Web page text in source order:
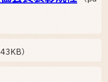
）